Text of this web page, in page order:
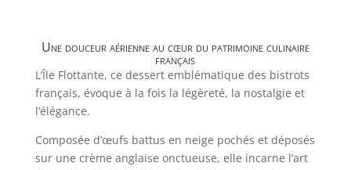
Une douceur aérienne au cœur du patrimoine culinaire
français
L’Île Flottante, ce dessert emblématique des bistrots
français, évoque à la fois la légèreté, la nostalgie et
l’élégance.
Composée d’œufs battus en neige pochés et déposés
sur une crème anglaise onctueuse, elle incarne l’art